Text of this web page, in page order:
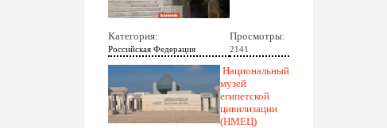
Категория:
Российская Федерация
Просмотры:
2141
Национальный
музей
египетской
цивилизации
(НМЕЦ)